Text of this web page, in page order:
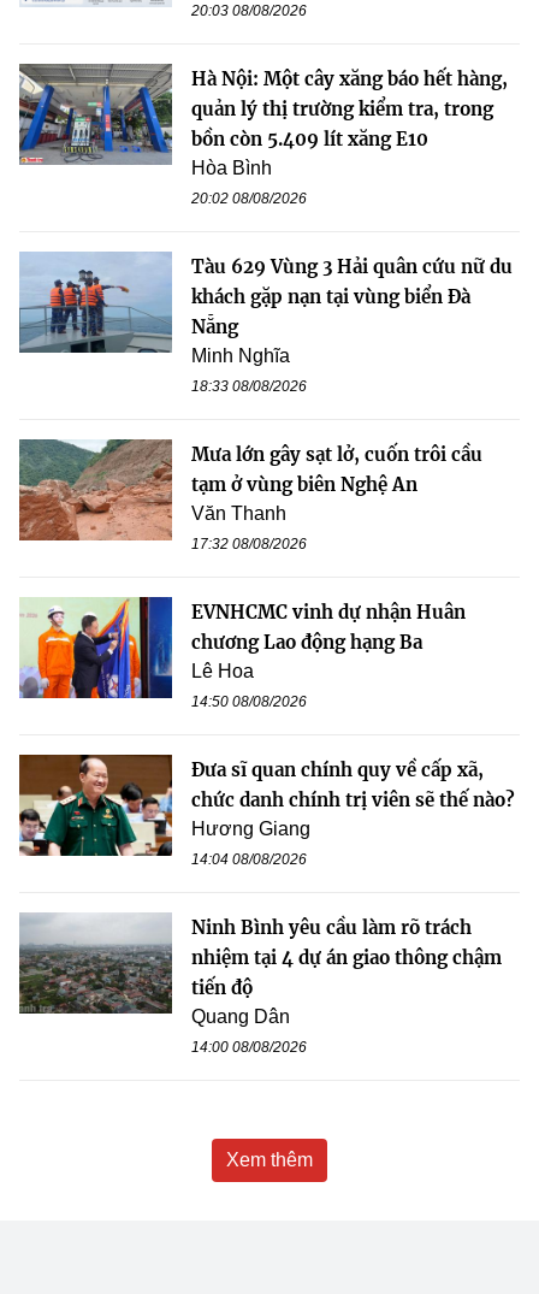
20:03 08/08/2026
Hà Nội: Một cây xăng báo hết hàng,
quản lý thị trường kiểm tra, trong
bồn còn 5.409 lít xăng E10
Hòa Bình
20:02 08/08/2026
Tàu 629 Vùng 3 Hải quân cứu nữ du
khách gặp nạn tại vùng biển Đà
Nẵng
Minh Nghĩa
18:33 08/08/2026
Mưa lớn gây sạt lở, cuốn trôi cầu
tạm ở vùng biên Nghệ An
Văn Thanh
17:32 08/08/2026
EVNHCMC vinh dự nhận Huân
chương Lao động hạng Ba
Lê Hoa
14:50 08/08/2026
Đưa sĩ quan chính quy về cấp xã,
chức danh chính trị viên sẽ thế nào?
Hương Giang
14:04 08/08/2026
Ninh Bình yêu cầu làm rõ trách
nhiệm tại 4 dự án giao thông chậm
tiến độ
Quang Dân
14:00 08/08/2026
Xem thêm